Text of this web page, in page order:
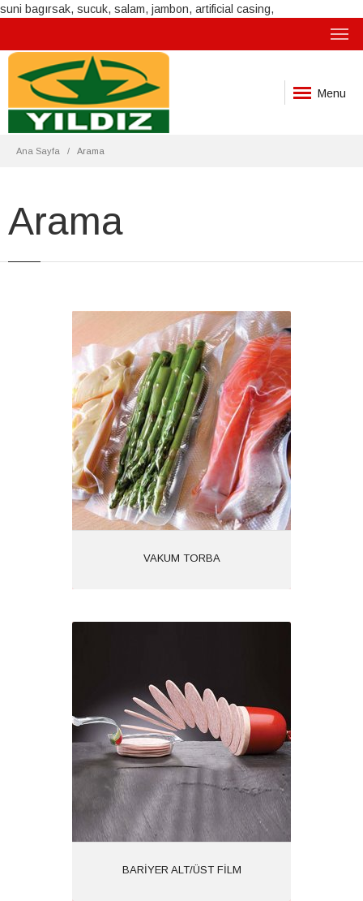
suni bagırsak, sucuk, salam, jambon, artificial casing,
Menu
Ana Sayfa Arama
Arama
VAKUM TORBA
VAKUM TORBA
Ürün Kodu: 1620
Kategoriler:
BARİYER ALT/ÜST FİLM
Kategoriler: